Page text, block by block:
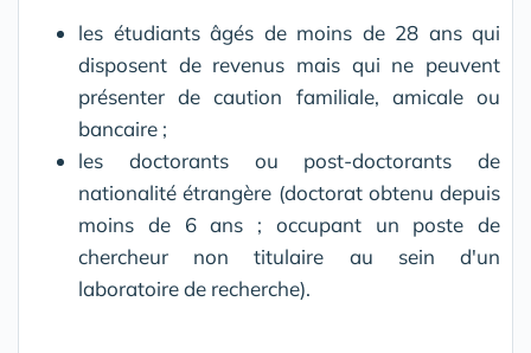
les étudiants âgés de moins de 28 ans qui
disposent de revenus mais qui ne peuvent
présenter de caution familiale, amicale ou
bancaire ;
les doctorants ou post-doctorants de
nationalité étrangère (doctorat obtenu depuis
moins de 6 ans ; occupant un poste de
chercheur non titulaire au sein d'un
laboratoire de recherche).